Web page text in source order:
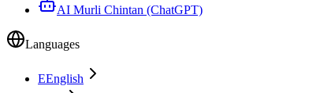
AI Murli Chintan (ChatGPT)
Languages
EEnglish